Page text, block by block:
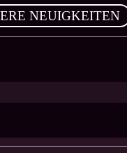
NEUIGKEITEN